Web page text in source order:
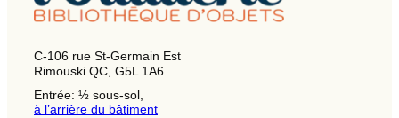
C-106 rue St-Germain Est
Rimouski QC, G5L 1A6
Entrée: ½ sous-sol,
à l’arrière du bâtiment